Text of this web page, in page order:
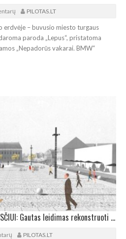
PILOTAS.LT
erdvėje – buvusio miesto turgaus
paroda „Lepus“, pristatoma
„Nepadorūs vakarai. BMW“
DAUGIAU GYVYBĖS SENAMIESČIUI: Gautas leidimas rekonstruoti Klaipėdos Senojo turgaus aikštę
PILOTAS.LT